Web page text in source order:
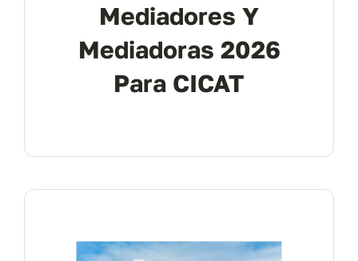
Mediadores Y
Mediadoras 2026
Para CICAT